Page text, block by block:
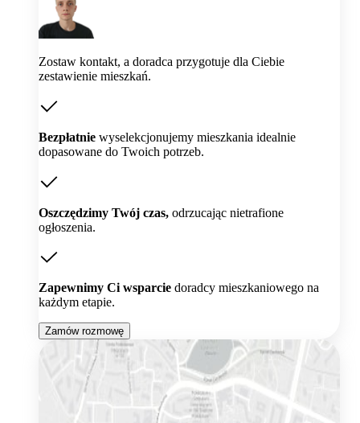
Zostaw kontakt, a doradca przygotuje dla Ciebie
zestawienie mieszkań.
Bezpłatnie wyselekcjonujemy mieszkania idealnie
dopasowane do Twoich potrzeb.
Oszczędzimy Twój czas, odrzucając nietrafione
ogłoszenia.
Zapewnimy Ci wsparcie doradcy mieszkaniowego na
każdym etapie.
Zamów rozmowę